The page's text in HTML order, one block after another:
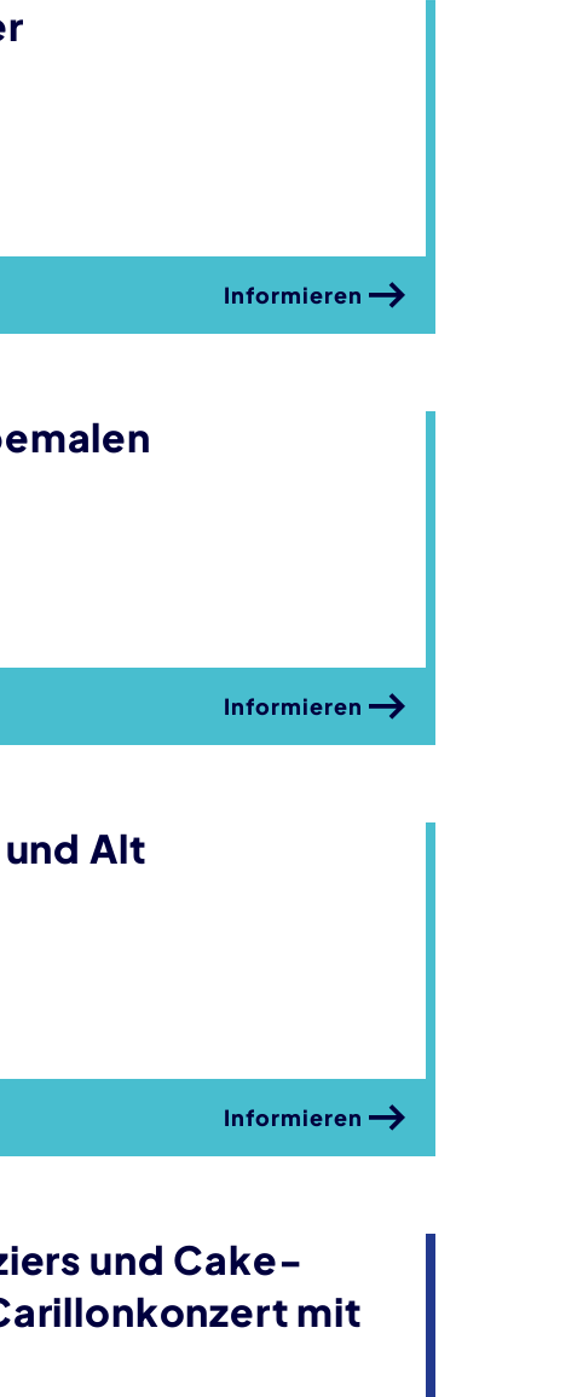
Informieren
Informieren
Alt
Informieren
und Cake-
mit